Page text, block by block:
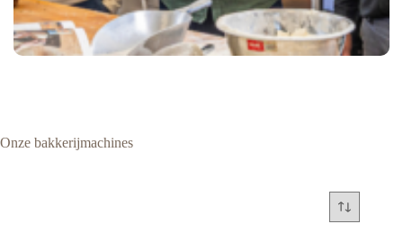
Onze bakkerijmachines